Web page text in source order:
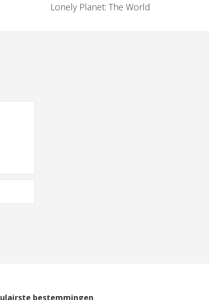
Lonely Planet: The World
bestemmingen